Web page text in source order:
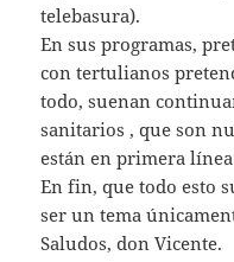
telebasura).
En sus programas,
con tertulianos
todo, suenan
sanitarios , que son
están en primera
En fin, que todo esto
ser un tema
Saludos, don Vicente.